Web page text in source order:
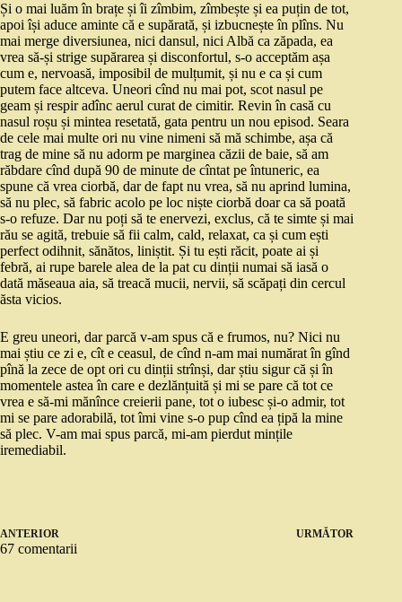
Și o mai luăm în brațe și îi zîmbim, zîmbește și ea puțin de tot,
apoi își aduce aminte că e supărată, și izbucnește în plîns. Nu
mai merge diversiunea, nici dansul, nici Albă ca zăpada, ea
vrea să-și strige supărarea și disconfortul, s-o acceptăm așa
cum e, nervoasă, imposibil de mulțumit, și nu e ca și cum
putem face altceva. Uneori cînd nu mai pot, scot nasul pe
geam și respir adînc aerul curat de cimitir. Revin în casă cu
nasul roșu și mintea resetată, gata pentru un nou episod. Seara
de cele mai multe ori nu vine nimeni să mă schimbe, așa că
trag de mine să nu adorm pe marginea căzii de baie, să am
răbdare cînd după 90 de minute de cîntat pe întuneric, ea
spune că vrea ciorbă, dar de fapt nu vrea, să nu aprind lumina,
să nu plec, să fabric acolo pe loc niște ciorbă doar ca să poată
s-o refuze. Dar nu poți să te enervezi, exclus, că te simte și mai
rău se agită, trebuie să fii calm, cald, relaxat, ca și cum ești
perfect odihnit, sănătos, liniștit. Și tu ești răcit, poate ai și
febră, ai rupe barele alea de la pat cu dinții numai să iasă o
dată măseaua aia, să treacă mucii, nervii, să scăpați din cercul
ăsta vicios.
E greu uneori, dar parcă v-am spus că e frumos, nu? Nici nu
mai știu ce zi e, cît e ceasul, de cînd n-am mai numărat în gînd
pînă la zece de opt ori cu dinții strînși, dar știu sigur că și în
momentele astea în care e dezlănțuită și mi se pare că tot ce
vrea e să-mi mănînce creierii pane, tot o iubesc și-o admir, tot
mi se pare adorabilă, tot îmi vine s-o pup cînd ea țipă la mine
să plec. V-am mai spus parcă, mi-am pierdut mințile
iremediabil.
ANTERIOR URMĂTOR
67 comentarii